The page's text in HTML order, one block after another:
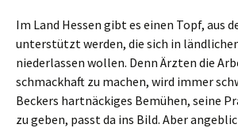
Im Land Hessen gibt es einen Topf, aus
unterstützt werden, die sich in
niederlassen wollen. Denn Ärzten die
schmackhaft zu machen, wird immer
Beckers hartnäckiges Bemühen, seine
zu geben, passt da ins Bild. Aber